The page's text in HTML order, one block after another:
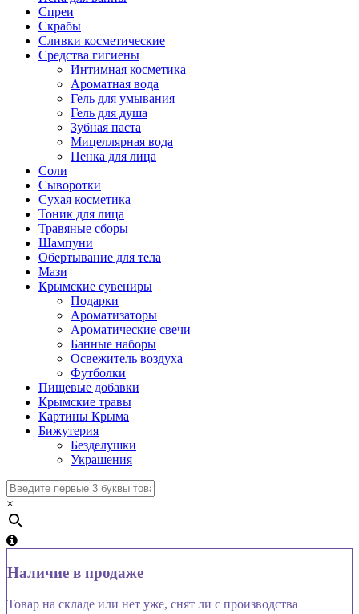
Спреи
Скрабы
Сливки косметические
Средства гигиены
Интимная косметика
Ароматная вода
Гель для умывания
Гель для душа
Зубная паста
Мицеллярная вода
Пенка для лица
Соли
Сыворотки
Сухая косметика
Тоник для лица
Травяные сборы
Шампуни
Обертывание для тела
Мази
Крымские сувениры
Подарки
Ароматизаторы
Ароматические свечи
Банные наборы
Освежитель воздуха
Футболки
Пищевые добавки
Крымские травы
Картины Крыма
Бижутерия
Безделушки
Украшения
×
Наличие в продаже
Товар на складе или нет уже, снят ли с производства